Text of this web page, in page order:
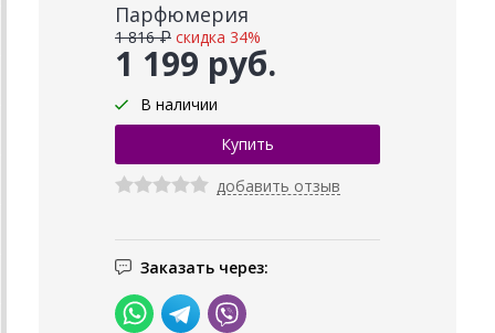
Парфюмерия
1 199 руб.
1 816 ₽ скидка 34%
В наличии
добавить отзыв
Заказать через: